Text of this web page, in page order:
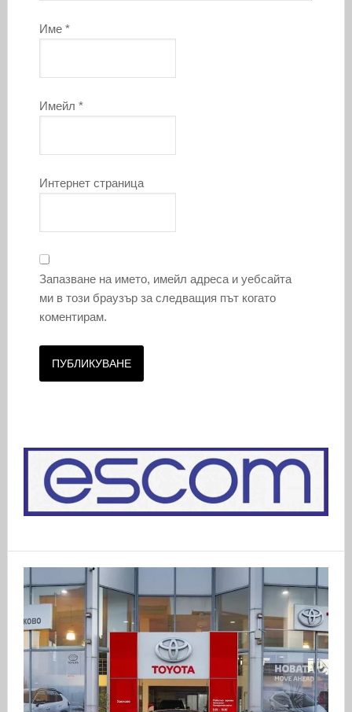
Име *
Имейл *
Интернет страница
Запазване на името, имейл адреса и уебсайта
ми в този браузър за следващия път когато
коментирам.